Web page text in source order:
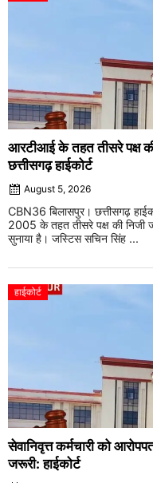
आरटीआई के तहत तीसरे पक्ष
छत्तीसगढ़ हाईकोर्ट
August 5, 2026
CBN36 बिलासपुर। छत्तीसगढ़
2005 के तहत तीसरे पक्ष की निजी
सुनाया है। जस्टिस सचिन सिंह ...
हाईकोर्ट
सेवानिवृत्त कर्मचारी को
जरूरी: हाईकोर्ट